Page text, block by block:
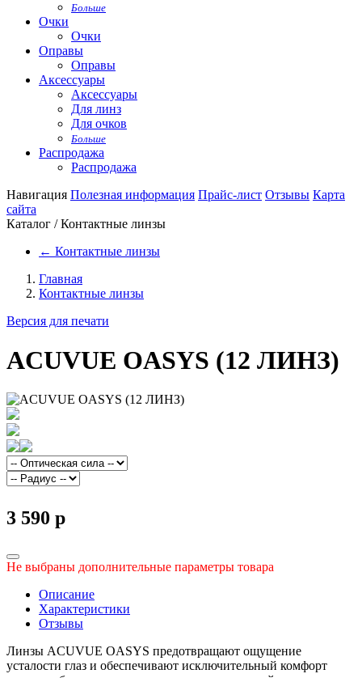
Больше
Очки
Очки
Оправы
Оправы
Аксессуары
Аксессуары
Для линз
Для очков
Больше
Распродажа
Распродажа
Навигация Полезная информация Прайс-лист Отзывы Карта
сайта
Каталог / Контактные линзы
← Контактные линзы
Главная
Контактные линзы
Версия для печати
ACUVUE OASYS (12 ЛИНЗ)
3 590 p
Не выбраны дополнительные параметры товара
Описание
Характеристики
Отзывы
Линзы ACUVUE OASYS предотвращают ощущение
усталости глаз и обеспечивают исключительный комфорт